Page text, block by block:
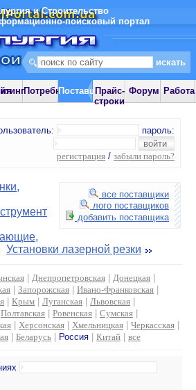
и Строительство
поисковый портал
ПотребностиПоставщики
Прайс-
строки
Форум Работа
пароль:
регистрация / забыли пароль?
все поставщики
лого поставщиков
добавить поставщика
Установки лазерной резки
Днепропетровская Донецкая
Запорожская Ивано-Франковская
Крым Луганская Львовская
Полтавская Ровенская Сумская
Херсонская Хмельницкая Черкасская
Беларусь Россия Китай все